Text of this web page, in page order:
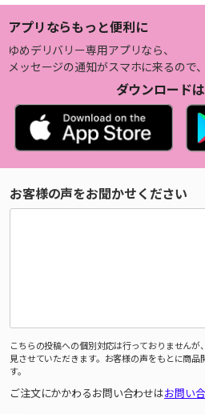
アプリならもっと便利に
ゆめデリバリー専用アプリなら、
メッセージの通知がスマホに来るので
ダウンロード
お客様の声をお聞かせください
こちらの投稿への個別対応は行っておりません
見させていただきます。お客様の声をもとに商品
す。
ご注文にかかわるお問い合わせはお問い